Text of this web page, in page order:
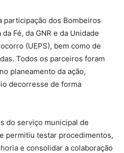
participação dos Bombeiros
Fé, da GNR e da Unidade
(UEPS), bem como de
Todos os parceiros foram
planeamento da ação,
decorresse de forma
do serviço municipal de
permitiu testar procedimentos,
e consolidar a colaboração